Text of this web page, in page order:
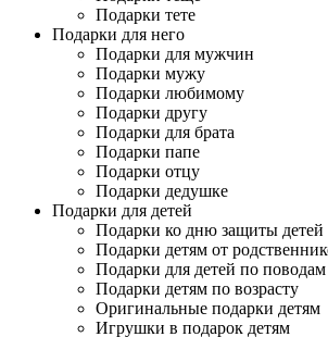
Подарки тете
Подарки для него
Подарки для мужчин
Подарки мужу
Подарки любимому
Подарки другу
Подарки для брата
Подарки папе
Подарки отцу
Подарки дедушке
Подарки для детей
Подарки ко дню защиты детей
Подарки детям от
Подарки для детей по поводам
Подарки детям по возрасту
Оригинальные подарки детям
Игрушки в подарок детям